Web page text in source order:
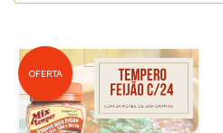
OFERTA